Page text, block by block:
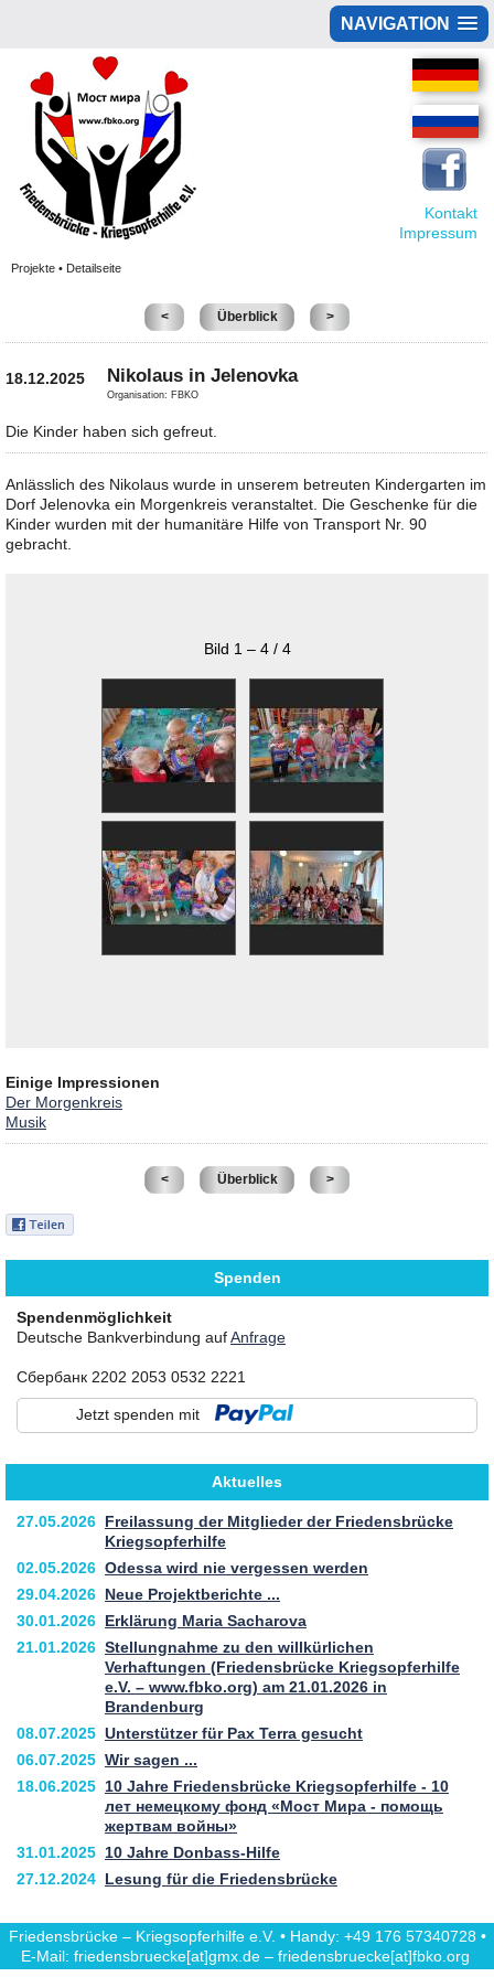
NAVIGATION
Kontakt
Impressum
Projekte • Detailseite
< Überblick >
18.12.2025 Nikolaus in Jelenovka
Organisation: FBKO
Die Kinder haben sich gefreut.
Anlässlich des Nikolaus wurde in unserem betreuten Kindergarten im
Dorf Jelenovka ein Morgenkreis veranstaltet. Die Geschenke für die
Kinder wurden mit der humanitäre Hilfe von Transport Nr. 90
gebracht.
Einige Impressionen
Der Morgenkreis
Musik
< Überblick >
Spenden
Spendenmöglichkeit
Deutsche Bankverbindung aufAnfrage
Сбербанк 2202 2053 0532 2221
Jetzt spenden mit
Aktuelles
27.05.2026 Freilassung der Mitglieder der Friedensbrücke
Kriegsopferhilfe
02.05.2026 Odessa wird nie vergessen werden
29.04.2026 Neue Projektberichte ...
30.01.2026 Erklärung Maria Sacharova
21.01.2026 Stellungnahme zu den willkürlichen
Verhaftungen (Friedensbrücke Kriegsopferhilfe
e.V. – www.fbko.org) am 21.01.2026 in
Brandenburg
08.07.2025 Unterstützer für Pax Terra gesucht
06.07.2025 Wir sagen ...
18.06.2025 10 Jahre Friedensbrücke Kriegsopferhilfe - 10
лет немецкому фонд «Мост Мира - помощь
жертвам войны»
31.01.2025 10 Jahre Donbass-Hilfe
27.12.2024 Lesung für die Friedensbrücke
Friedensbrücke – Kriegsopferhilfe e.V. • Handy: +49 176 57340728 •
E-Mail: friedensbruecke[at]gmx.de – friedensbruecke[at]fbko.org